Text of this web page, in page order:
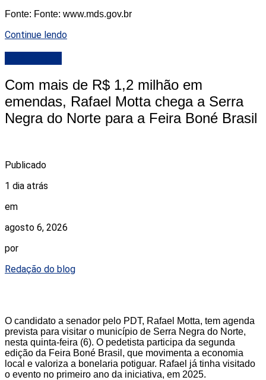
Fonte: Fonte: www.mds.gov.br
Continue lendo
Com mais de R$ 1,2 milhão em
emendas, Rafael Motta chega a Serra
Negra do Norte para a Feira Boné Brasil
Publicado
1 dia atrás
em
agosto 6, 2026
por
Redação do blog
O candidato a senador pelo PDT, Rafael Motta, tem agenda
prevista para visitar o município de Serra Negra do Norte,
nesta quinta-feira (6). O pedetista participa da segunda
edição da Feira Boné Brasil, que movimenta a economia
local e valoriza a bonelaria potiguar. Rafael já tinha visitado
o evento no primeiro ano da iniciativa, em 2025.